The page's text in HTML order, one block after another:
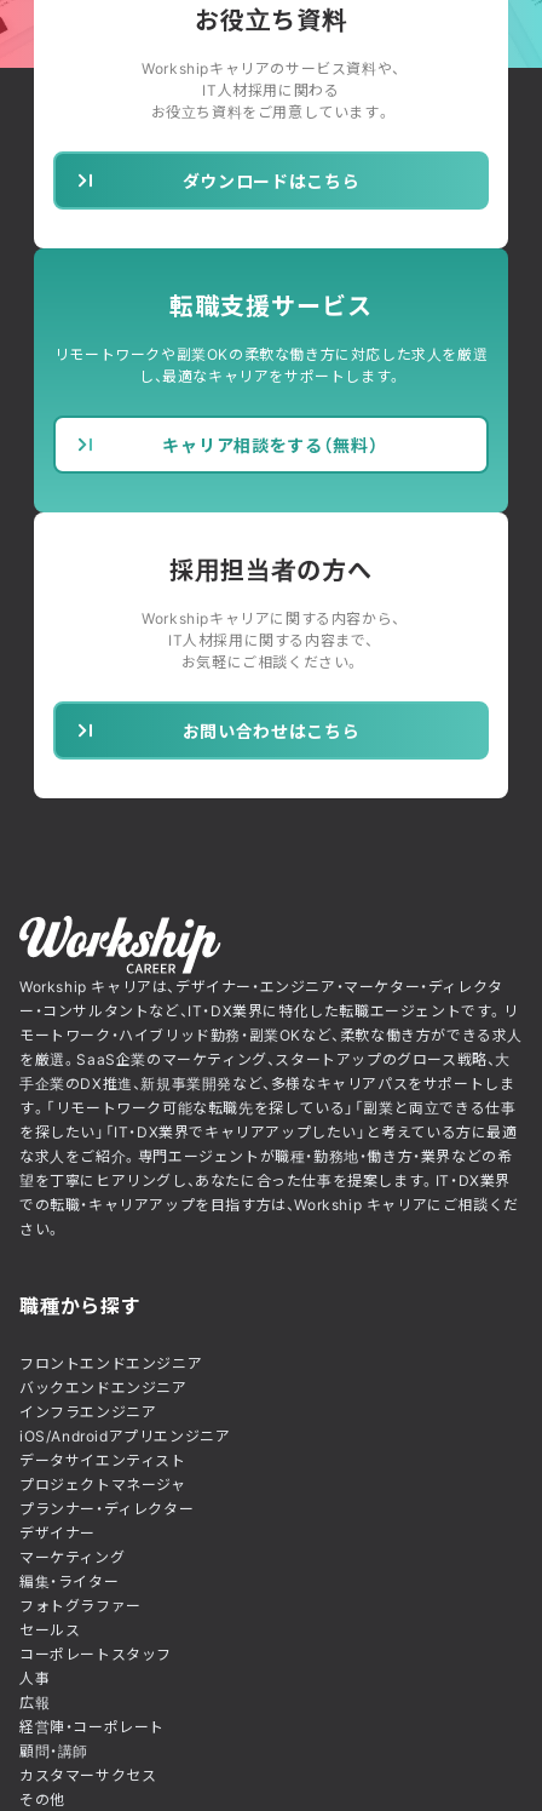
お役立ち資料
Workshipキャリアのサービス資料や、
IT人材採用に関わる
お役立ち資料をご用意しています。
ダウンロードはこちら
転職支援サービス
リモートワークや副業OKの柔軟な働き方に対応した求人を厳選
し、最適なキャリアをサポートします。
キャリア相談をする（無料）
採用担当者の方へ
Workshipキャリアに関する内容から、
IT人材採用に関する内容まで、
お気軽にご相談ください。
お問い合わせはこちら
Workship キャリアは、デザイナー・エンジニア・マーケター・ディレクタ
ー・コンサルタントなど、IT・DX業界に特化した転職エージェントです。リ
モートワーク・ハイブリッド勤務・副業OKなど、柔軟な働き方ができる求人
を厳選。SaaS企業のマーケティング、スタートアップのグロース戦略、大
手企業のDX推進、新規事業開発など、多様なキャリアパスをサポートしま
す。「リモートワーク可能な転職先を探している」「副業と両立できる仕事
を探したい」「IT・DX業界でキャリアアップしたい」と考えている方に最適
な求人をご紹介。専門エージェントが職種・勤務地・働き方・業界などの希
望を丁寧にヒアリングし、あなたに合った仕事を提案します。IT・DX業界
での転職・キャリアアップを目指す方は、Workship キャリアにご相談くだ
さい。
職種から探す
フロントエンドエンジニア
バックエンドエンジニア
インフラエンジニア
iOS/Androidアプリエンジニア
データサイエンティスト
プロジェクトマネージャ
プランナー・ディレクター
デザイナー
マーケティング
編集・ライター
フォトグラファー
セールス
コーポレートスタッフ
人事
広報
経営陣・コーポレート
顧問・講師
カスタマーサクセス
その他